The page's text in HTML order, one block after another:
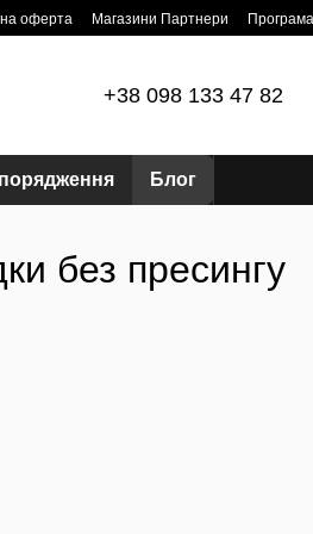
оферта Магазини Партнери
+38 098 133 47 82
Блог
без пресингу